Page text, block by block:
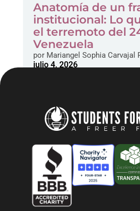
Anatomía de un
institucional: Lo
el terremoto del
Venezuela
porMariangel Sophia Carvajal
julio 4, 2026